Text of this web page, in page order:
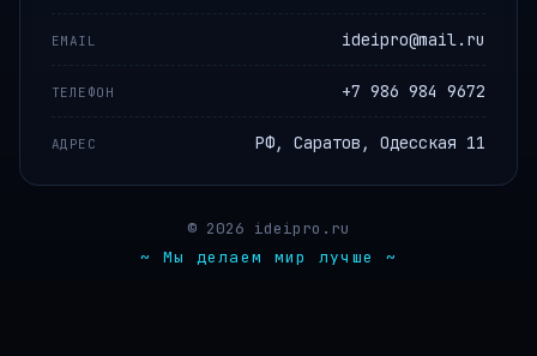
EMAIL ideipro@mail.ru
ТЕЛЕФОН +7 986 984 9672
АДРЕС РФ, Саратов, Одесская 11
© 2026 ideipro.ru
~ Мы делаем мир лучше ~